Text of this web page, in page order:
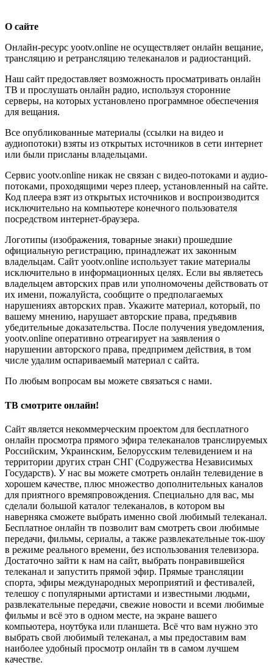
О сайте
Онлайн-ресурс yootv.online не осуществляет онлайн вещание,
трансляцию и ретрансляцию телеканалов и радиостанций.
Наш сайт предоставляет возможность просматривать онлайн
ТВ и прослушать онлайн радио, используя сторонние
серверы, на которых установлено программное обеспечения
для вещания.
Все опубликованные материалы (ссылки на видео и
аудиопотоки) взяты из открытых источников в сети интернет
или были присланы владельцами.
Сервис yootv.online никак не связан с видео-потоками и аудио-
потоками, проходящими через плеер, установленный на сайте.
Код плеера взят из открытых источников и воспроизводится
исключительно на компьютере конечного пользователя
посредством интернет-браузера.
Логотипы (изображения, товарные знаки) прошедшие
официальную регистрацию, принадлежат их законным
владельцам. Сайт yootv.online использует такие материалы
исключительно в информационных целях. Если вы являетесь
владельцем авторских прав или уполномочены действовать от
их имени, пожалуйста, сообщите о предполагаемых
нарушениях авторских прав. Укажите материал, который, по
вашему мнению, нарушает авторские права, предъявив
убедительные доказательства. После получения уведомления,
yootv.online оперативно отреагирует на заявления о
нарушении авторского права, предпримем действия, в том
числе удалим оспариваемый материал с сайта.
По любым вопросам вы можете связаться с нами.
ТВ смотрите онлайн!
Сайт является некоммерческим проектом для бесплатного
онлайн просмотра прямого эфира телеканалов транслируемых
Российским, Украинским, Белорусским телевидением и на
территории других стран СНГ (Содружества Независимых
Государств). У нас вы можете смотреть онлайн телевидение в
хорошем качестве, плюс множество дополнительных каналов
для приятного времяпровождения. Специально для вас, мы
сделали большой каталог телеканалов, в котором вы
наверняка сможете выбрать именно свой любимый телеканал.
Бесплатное онлайн тв позволит вам смотреть свои любимые
передачи, фильмы, сериалы, а также развлекательные ток-шоу
в режиме реального времени, без использования телевизора.
Достаточно зайти к нам на сайт, выбрать понравившейся
телеканал и запустить прямой эфир. Прямые трансляции
спорта, эфиры международных мероприятий и фестивалей,
телешоу с популярными артистами и известными людьми,
развлекательные передачи, свежие новости и всеми любимые
фильмы и всё это в одном месте, на экране вашего
компьютера, ноутбука или планшета. Всё что вам нужно это
выбрать свой любимый телеканал, а мы предоставим вам
наиболее удобный просмотр онлайн тв в самом лучшем
качестве.